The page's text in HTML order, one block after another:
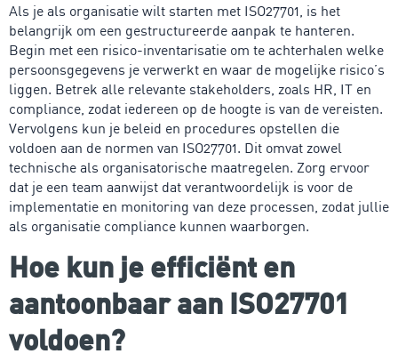
Als je als organisatie wilt starten met ISO27701, is het
belangrijk om een gestructureerde aanpak te hanteren.
Begin met een risico-inventarisatie om te achterhalen welke
persoonsgegevens je verwerkt en waar de mogelijke risico’s
liggen. Betrek alle relevante stakeholders, zoals HR, IT en
compliance, zodat iedereen op de hoogte is van de vereisten.
Vervolgens kun je beleid en procedures opstellen die
voldoen aan de normen van ISO27701. Dit omvat zowel
technische als organisatorische maatregelen. Zorg ervoor
dat je een team aanwijst dat verantwoordelijk is voor de
implementatie en monitoring van deze processen, zodat jullie
als organisatie compliance kunnen waarborgen.
Hoe kun je efficiënt en
aantoonbaar aan ISO27701
voldoen?